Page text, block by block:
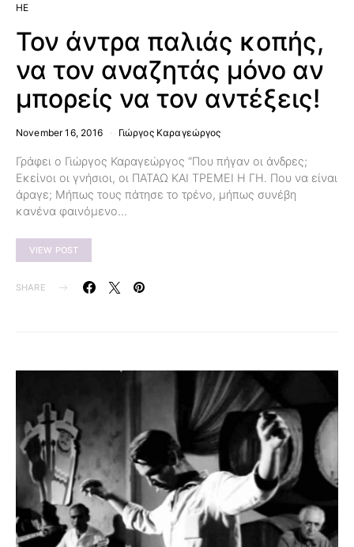
HE
Τον άντρα παλιάς κοπής,
να τον αναζητάς μόνο αν
μπορείς να τον αντέξεις!
November 16, 2016 Γιώργος Καραγεώργος
Γράφει ο Γιώργος Καραγεώργος “Που πήγαν οι άνδρες;
Εκείνοι οι γνήσιοι, οι ΠΑΤΑΩ ΚΑΙ ΤΡΕΜΕΙ Η ΓΗ. Που να είναι
άραγε; Μήπως τους πάτησε το τρένο, μήπως συνέβη
κανένα φαινόμενο…
VIEW POST
SHARE